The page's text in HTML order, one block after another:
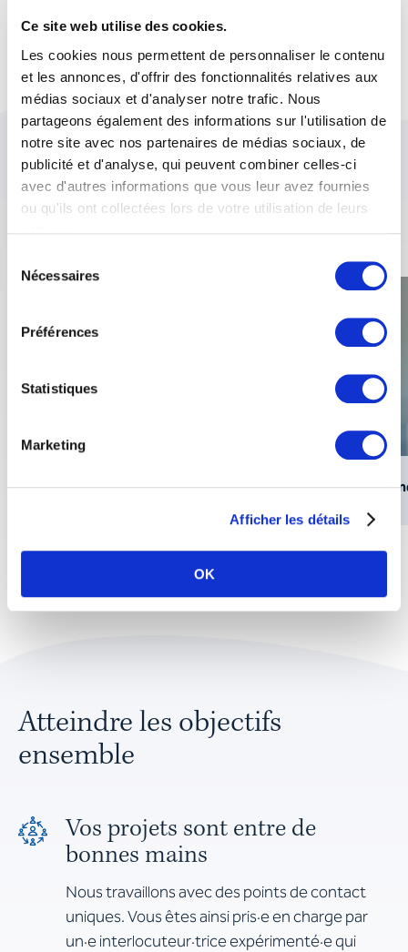
Ce site web utilise des cookies.
Les cookies nous permettent de personnaliser le contenu
et les annonces, d'offrir des fonctionnalités relatives aux
médias sociaux et d'analyser notre trafic. Nous
partageons également des informations sur l'utilisation de
notre site avec nos partenaires de médias sociaux, de
publicité et d'analyse, qui peuvent combiner celles-ci
avec d'autres informations que vous leur avez fournies
ou qu'ils ont collectées lors de votre utilisation de leurs
déclaration de protection des données
Nécessaires
Préférences
Statistiques
Marketing
Afficher les détails
OK
Les thèmes suivants
pourraient également vous
Rendez-vous avec Silvana Camenisch
Atteindre les objectifs
ensemble
Vos projets sont entre de
bonnes mains
Nous travaillons avec des points de contact
uniques. Vous êtes ainsi pris·e en charge par
un·e interlocuteur·trice expérimenté·e qui